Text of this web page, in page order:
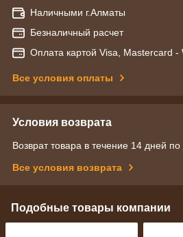
Наличными г.Алматы
Безналичный расчет
Оплата картой Visa, Mastercard -
Все условия оплаты
Условия возврата
Возврат товара в течение 14 дней по
Все условия возврата
Подобные товары компании